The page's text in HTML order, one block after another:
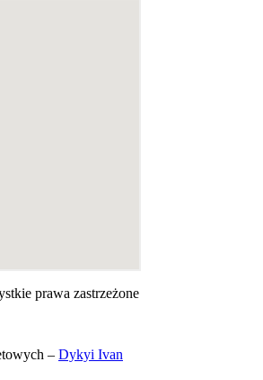
prawa zastrzeżone
– Dykyi Ivan